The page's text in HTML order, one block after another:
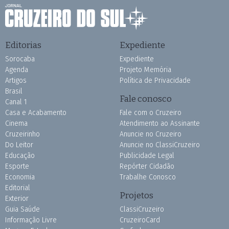
Editorias
Sorocaba
Agenda
Artigos
Brasil
Canal 1
Casa e Acabamento
Cinema
Cruzeirinho
Do Leitor
Educação
Esporte
Economia
Editorial
Exterior
Guia Saúde
Informação Livre
Expediente
Expediente
Projeto Memória
Política de Privacidade
Fale conosco
Fale com o Cruzeiro
Atendimento ao Assinante
Anuncie no Cruzeiro
Anuncie no ClassiCruzeiro
Publicidade Legal
Repórter Cidadão
Trabalhe Conosco
Projetos
ClassiCruzeiro
CruzeiroCard